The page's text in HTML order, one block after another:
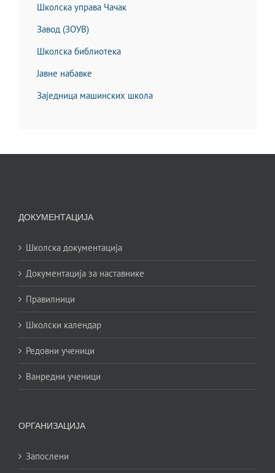
Школска управа Чачак
Завод (ЗОУВ)
Школска библиотека
Јавне набавке
Заједница машинских школа
ДОКУМЕНТАЦИЈА
Школска документација
Документација за наставнике
Правилници
Школски календар
Редовни ученици
Ванредни ученици
ОРГАНИЗАЦИЈА
Запослени